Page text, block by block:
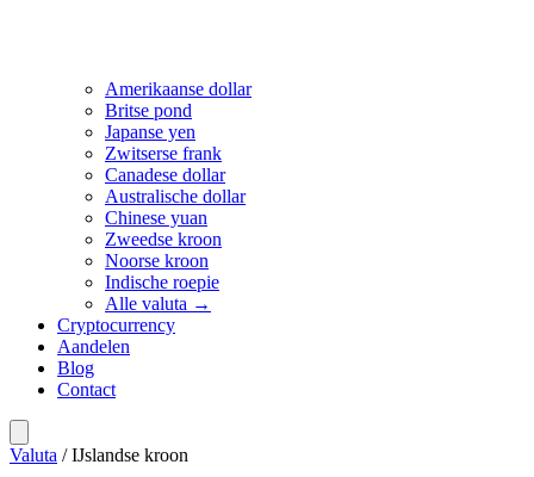
Amerikaanse dollar
Britse pond
Japanse yen
Zwitserse frank
Canadese dollar
Australische dollar
Chinese yuan
Zweedse kroon
Noorse kroon
Indische roepie
Alle valuta →
Cryptocurrency
Aandelen
Blog
Contact
Valuta / IJslandse kroon